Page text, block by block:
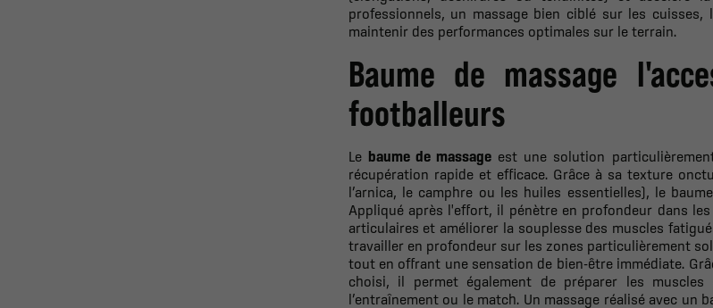
professionnels, un massage bien ciblé sur les
maintenir des performances optimales sur le terrain.
Baume de massage
footballeurs
Le baume de massageest une solution
récupération rapide et efficace. Grâce à sa texture
l’arnica, le camphre ou les huiles essentielles), le
Appliqué après l'effort, il pénètre en profondeur dans
articulaires et améliorer la souplesse des muscles
travailler en profondeur sur les zones particulièrement
tout en offrant une sensation de bien-être immédiate.
choisi, il permet également de préparer les muscles
l’entraînement ou le match. Un massage réalisé avec